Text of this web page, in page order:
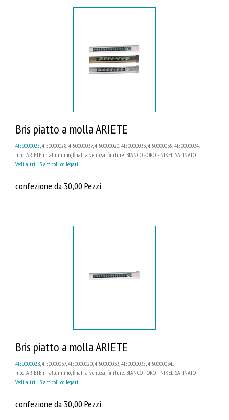
Bris piatto a molla ARIETE
4I50000025 , 4I50000028, 4I50000037, 4I50000020, 4I50000033, 4I50000035, 4I50000034...
mod. ARIETE in alluminio, finali a ventosa, finiture: BIANCO - ORO - NIKEL SATINATO
Vedi altri 13 articoli collegati
confezione da 30,00 Pezzi
Bris piatto a molla ARIETE
4I50000028, 4I50000037, 4I50000020, 4I50000033, 4I50000035, 4I50000034...
mod. ARIETE in alluminio, finali a ventosa, finiture: BIANCO - ORO - NIKEL SATINATO
Vedi altri 13 articoli collegati
confezione da 30,00 Pezzi